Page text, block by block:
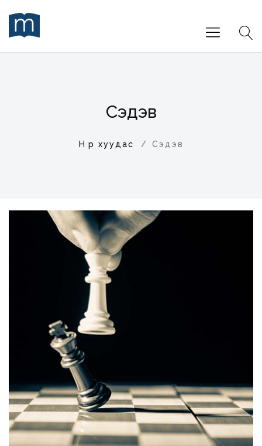
Сэдэв
Нүүр хуудас Сэдэв